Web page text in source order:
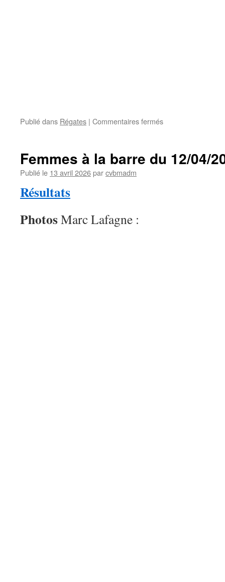
Publié dans Régates | Commentaires ferméssur
barre
Femmes à la barre du 12/04/
Publié le 13 avril 2026parcvbmadm
Résultats
PhotosMarc Lafagne :